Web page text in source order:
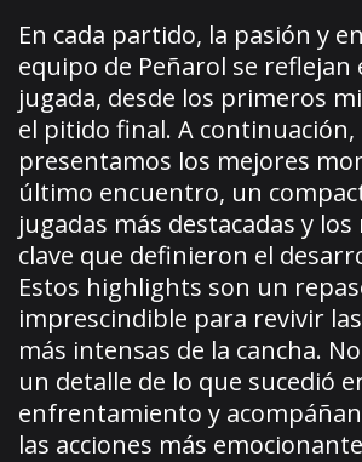
En cada partido, la pasión y
equipo de Peñarol se reflejan
jugada, desde los primeros
el pitido final. A continuación,
presentamos los mejores
último encuentro, un
jugadas más destacadas y
clave que definieron el
Estos highlights son un
imprescindible para revivir
más intensas de la cancha.
un detalle de lo que sucedió
enfrentamiento y
las acciones más